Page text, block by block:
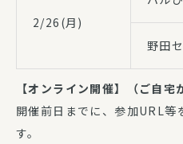
2/26(月)
野田
【オンライン開催】（ご自宅
開催前日までに、参加URL等
す。